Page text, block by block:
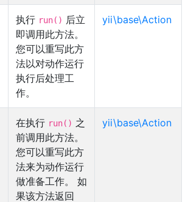
执行 run() 后立
即调用此方法。
您可以重写此方
法以对动作运行
执行后处理工
作。
yii\base\Action
在执行 run() 之
前调用此方法。
您可以重写此方
法来为动作运行
做准备工作。 如
果该方法返回
yii\base\Action